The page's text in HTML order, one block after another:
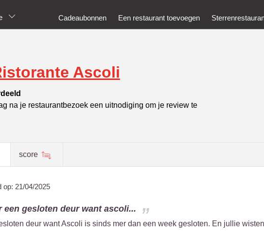
Cadeaubonnen Een restaurant toevoegen
Ascoli
na je restaurantbezoek een uitnodiging om je review te
score
op: 21/04/2025
een gesloten deur want ascoli...
deur want Ascoli is sinds mer dan een week gesloten. En jullie